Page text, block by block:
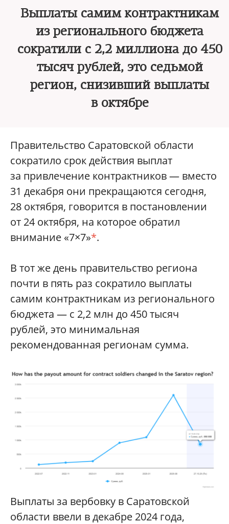
Выплаты самим контрактникам
из регионального бюджета
сократили с 2,2 миллиона до 450
тысяч рублей, это седьмой
регион, снизивший выплаты
в октябре
Правительство Саратовской области
сократило срок действия выплат
за привлечение контрактников — вместо
31 декабря они прекращаются сегодня,
28 октября, говорится в постановлении
от 24 октября, на которое обратил
внимание «7×7»*.
В тот же день правительство региона
почти в пять раз сократило выплаты
самим контрактникам из регионального
бюджета — с 2,2 млн до 450 тысяч
рублей, это минимальная
рекомендованная регионам сумма.
Выплаты за вербовку в Саратовской
области ввели в декабре 2024 года,